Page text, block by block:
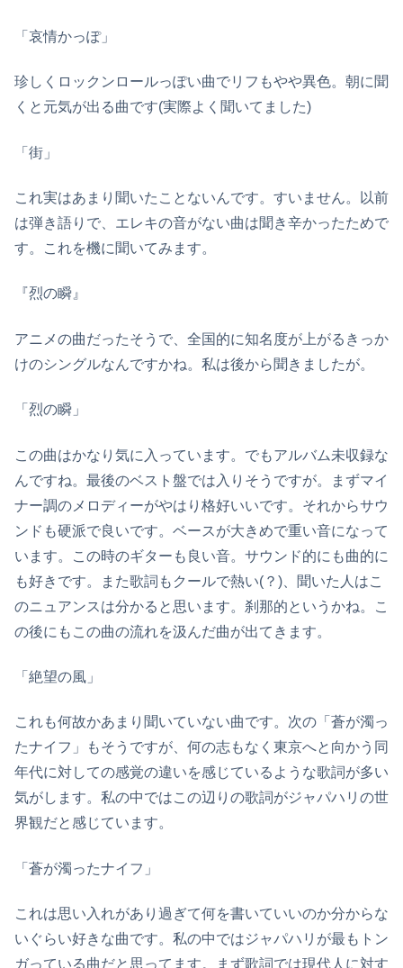
「哀情かっぽ」
珍しくロックンロールっぽい曲でリフもやや異色。朝に聞
くと元気が出る曲です(実際よく聞いてました)
「街」
これ実はあまり聞いたことないんです。すいません。以前
は弾き語りで、エレキの音がない曲は聞き辛かったためで
す。これを機に聞いてみます。
『烈の瞬』
アニメの曲だったそうで、全国的に知名度が上がるきっか
けのシングルなんですかね。私は後から聞きましたが。
「烈の瞬」
この曲はかなり気に入っています。でもアルバム未収録な
んですね。最後のベスト盤では入りそうですが。まずマイ
ナー調のメロディーがやはり格好いいです。それからサウ
ンドも硬派で良いです。ベースが大きめで重い音になって
います。この時のギターも良い音。サウンド的にも曲的に
も好きです。また歌詞もクールで熱い(？)、聞いた人はこ
のニュアンスは分かると思います。刹那的というかね。こ
の後にもこの曲の流れを汲んだ曲が出てきます。
「絶望の風」
これも何故かあまり聞いていない曲です。次の「蒼が濁っ
たナイフ」もそうですが、何の志もなく東京へと向かう同
年代に対しての感覚の違いを感じているような歌詞が多い
気がします。私の中ではこの辺りの歌詞がジャパハリの世
界観だと感じています。
「蒼が濁ったナイフ」
これは思い入れがあり過ぎて何を書いていいのか分からな
いぐらい好きな曲です。私の中ではジャパハリが最もトン
ガっている曲だと思ってます。まず歌詞では現代人に対す